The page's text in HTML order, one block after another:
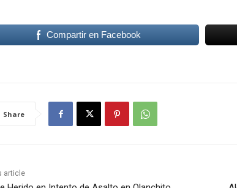
Compartir en Facebook
Share
article